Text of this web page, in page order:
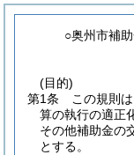
○奥州市補
(目的)
第1条
この規則
算の執行の適正
その他補助金の
とする。